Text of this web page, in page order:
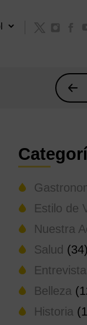
Estilo de
Nuestra
Salud (34)
Belleza
Historia